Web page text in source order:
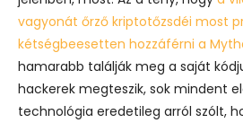
vagyonát őrző kriptotőzsdéi most
kétségbeesetten hozzáférni a
hamarabb találják meg a saját
hackerek megteszik, sok mindent
technológia eredetileg arról szólt,